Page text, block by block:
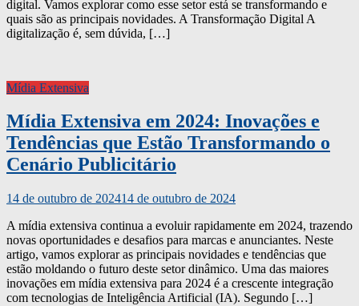
digital. Vamos explorar como esse setor está se transformando e
quais são as principais novidades. A Transformação Digital A
digitalização é, sem dúvida, […]
Mídia Extensiva
Mídia Extensiva em 2024: Inovações e
Tendências que Estão Transformando o
Cenário Publicitário
14 de outubro de 202414 de outubro de 2024
A mídia extensiva continua a evoluir rapidamente em 2024, trazendo
novas oportunidades e desafios para marcas e anunciantes. Neste
artigo, vamos explorar as principais novidades e tendências que
estão moldando o futuro deste setor dinâmico. Uma das maiores
inovações em mídia extensiva para 2024 é a crescente integração
com tecnologias de Inteligência Artificial (IA). Segundo […]